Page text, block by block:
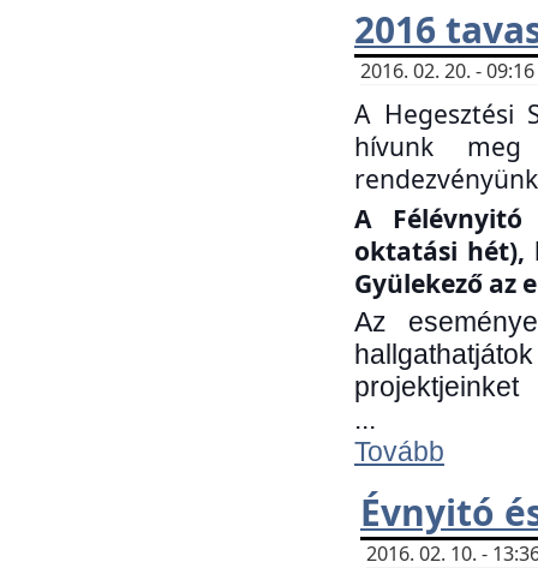
2016
2016. 02. 20. -
A Hegesztési
hívunk
A
oktatási hét),
Gyülekező az
Az
projektjeinket
...
Tovább
Évnyitó
2016. 02. 10. -